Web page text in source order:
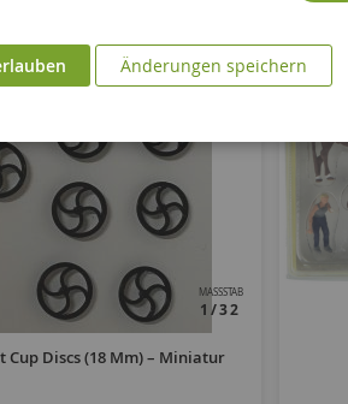
MASSSTAB
1/32
Cup Discs (18 Mm) – Miniatur
Änderungen speichern